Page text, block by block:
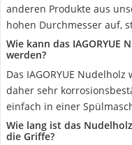
anderen Produkte aus
hohen Durchmesser auf,
Wie kann das IAGORYUE
werden?
Das IAGORYUE
daher sehr
einfach in einer
Wie lang ist das
die Griffe?